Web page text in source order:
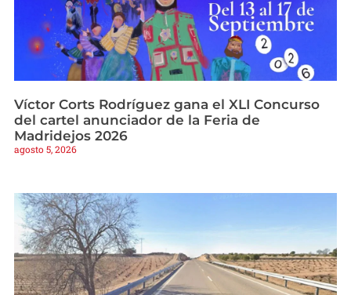
Víctor Corts Rodríguez gana el XLI Concurso
del cartel anunciador de la Feria de
Madridejos 2026
agosto 5, 2026